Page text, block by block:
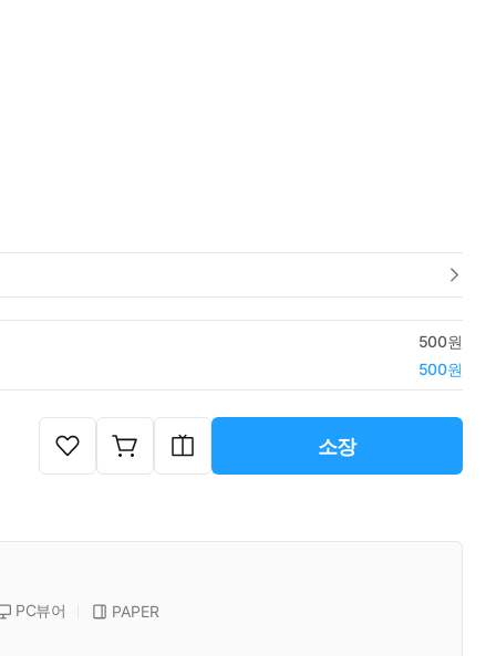
500원
500원
소장
PC뷰어
PAPER